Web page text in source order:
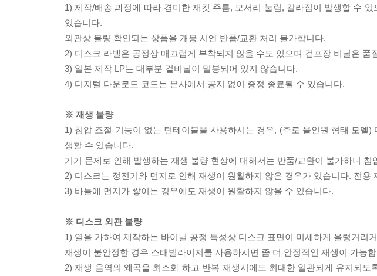
1) 제작/배송 과정에 따라 경미한 재킷 주름, 모서리 눌림, 갈라짐이 발생할 수
있습니다.
외관상 불량 확인되는 상품을 개봉 시엔 반품/교환 처리 불가합니다.
2) 디스크 라벨은 공정상 매끄럽게 부착되지 않을 수도 있으며 겉포장 비닐은 품
3) 일본 제작 LP는 대부분 겉비닐이 밀봉되어 있지 않습니다.
4) 디지털 다운로드 코드는 본사에서 공지 없이 증정 종료될 수 있습니다.
※ 재생 불량
1) 침압 조절 기능이 없는 턴테이블을 사용하시는 경우, (주로 올인원 형태 모델
생할 수 있습니다.
기기 문제로 인해 발생하는 재생 불량 현상에 대해서는 반품/교환이 불가하니
2) 디스크는 정전기와 먼지로 인해 재생이 원활하지 않은 경우가 있습니다. 전용
3) 바늘에 먼지가 쌓이는 경우에도 재생이 원활하지 않을 수 있습니다.
※ 디스크 외관 불량
1) 열을 가하여 제작하는 바이닐 공정 특성상 디스크 표면이 미세하게 울렁거리
재생이 불안정한 경우 스태빌라이저를 사용하시면 좀 더 안정적인 재생이 가능
2) 재생 음역의 왜곡을 최소화 하고 반복 재생시에도 최대한 일관되게 유지되